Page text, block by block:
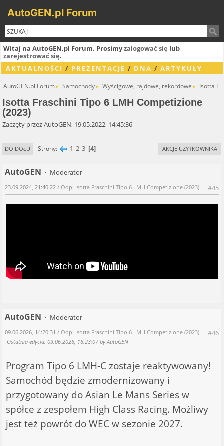
AutoGEN.pl Forum
Witaj na AutoGEN.pl Forum. Prosimyzalogować się lub
zarejestrować się.
AKTUALNOŚCI / PREZENTACJE / DNA / ARTYKUŁY
AutoGEN.pl Forum► Samochody► Wyścigowe, rajdowe, rekordowe ► Isotta
Isotta Fraschini Tipo 6 LMH Competizione
(2023)
Zaczęty przez AutoGEN, 19.05.2022, 14:45:36
DO DOŁU Strony 1 2 3 4 AKCJE UŻYTKOWNIKA
AutoGEN
Moderator
#45
23.09.2024, 21:40:22 / Odp: Isotta Fraschini Tipo 6 LMH Competizione (2023)
AutoGEN
Moderator
#46
09.06.2026, 14:20:31 / Odp: Isotta Fraschini Tipo 6 LMH Competizione (2023)
Ostatnia edycja: 09.06.2026, 16:23:07 by AutoGEN
Program Tipo 6 LMH-C zostaje reaktywowany!
Samochód będzie zmodernizowany i
przygotowany do Asian Le Mans Series w
spółce z zespołem High Class Racing. Możliwy
jest też powrót do WEC w sezonie 2027.